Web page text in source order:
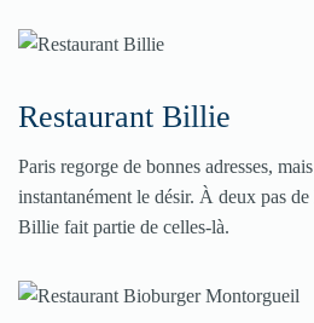
Restaurant Billie
Paris regorge de bonnes adresses,
instantanément le désir. À deux pas
Billie fait partie de celles-là.